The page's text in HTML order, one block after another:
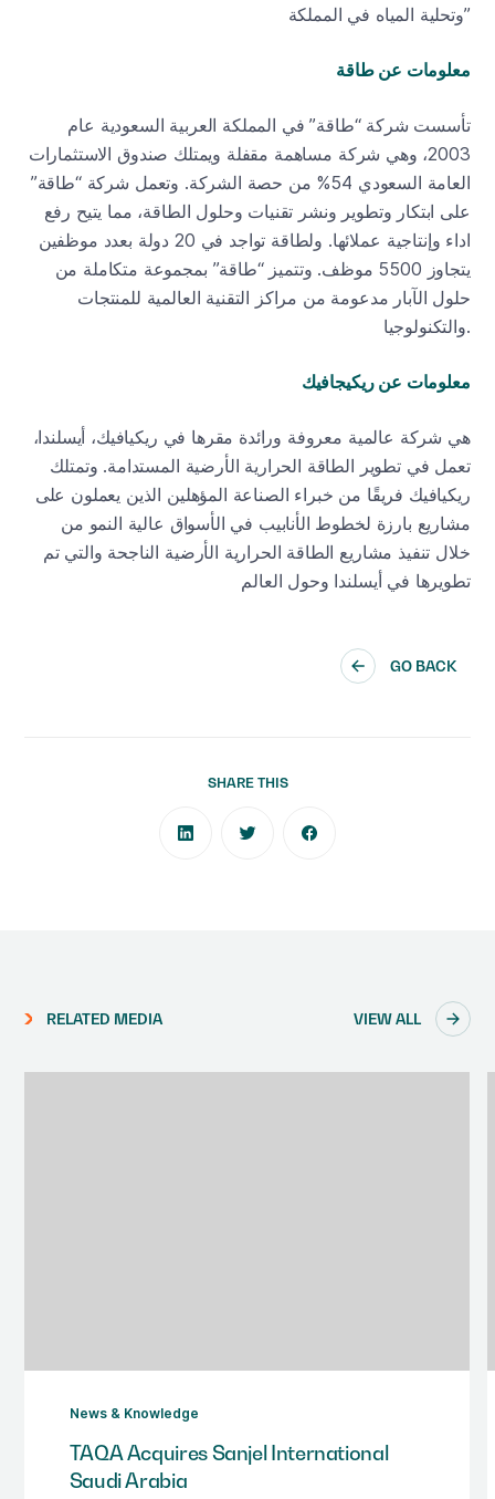
وتحلية المياه في المملكة”
معلومات عن طاقة
تأسست شركة “طاقة” في المملكة العربية السعودية عام
2003، وهي شركة مساهمة مقفلة ويمتلك صندوق الاستثمارات
العامة السعودي 54% من حصة الشركة. وتعمل شركة “طاقة”
على ابتكار وتطوير ونشر تقنيات وحلول الطاقة، مما يتيح رفع
اداء وإنتاجية عملائها. ولطاقة تواجد في 20 دولة بعدد موظفين
يتجاوز 5500 موظف. وتتميز “طاقة” بمجموعة متكاملة من
حلول الآبار مدعومة من مراكز التقنية العالمية للمنتجات
والتكنولوجيا.
معلومات عن ريكيجافيك
هي شركة عالمية معروفة ورائدة مقرها في ريكيافيك، أيسلندا،
تعمل في تطوير الطاقة الحرارية الأرضية المستدامة. وتمتلك
ريكيافيك فريقًا من خبراء الصناعة المؤهلين الذين يعملون على
مشاريع بارزة لخطوط الأنابيب في الأسواق عالية النمو من
خلال تنفيذ مشاريع الطاقة الحرارية الأرضية الناجحة والتي تم
تطويرها في أيسلندا وحول العالم
GO BACK
SHARE THIS
RELATED MEDIA VIEW ALL
News & Knowledge
TAQA Acquires Sanjel International
Saudi Arabia